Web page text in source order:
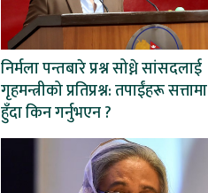
निर्मला पन्तबारे प्रश्न सोध्ने सांसदलाई
गृहमन्त्रीको प्रतिप्रश्न: तपाईंहरू सत्तामा
हुँदा किन गर्नुभएन ?